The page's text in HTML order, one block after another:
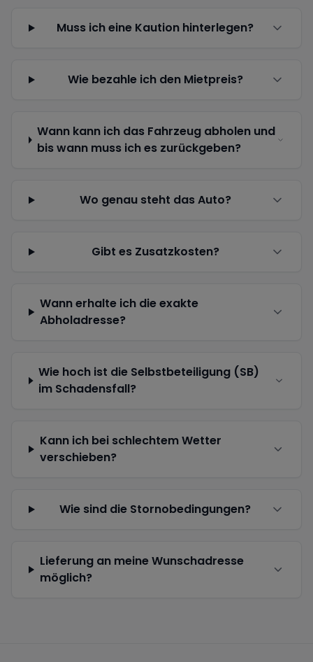
Muss ich eine Kaution hinterlegen?
Wie bezahle ich den Mietpreis?
Wann kann ich das Fahrzeug abholen und
bis wann muss ich es zurückgeben?
Wo genau steht das Auto?
Gibt es Zusatzkosten?
Wann erhalte ich die exakte
Abholadresse?
Wie hoch ist die Selbstbeteiligung (SB)
im Schadensfall?
Kann ich bei schlechtem Wetter
verschieben?
Wie sind die Stornobedingungen?
Lieferung an meine Wunschadresse
möglich?